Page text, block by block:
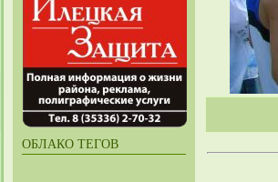
ОБЛАКО ТЕГОВ